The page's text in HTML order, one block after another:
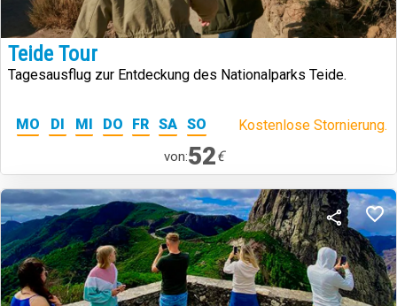
Teide Tour
Tagesausflug zur Entdeckung des Nationalparks Teide.
MO DI MI DO FR SA SO Kostenlose Stornierung.
von:52€